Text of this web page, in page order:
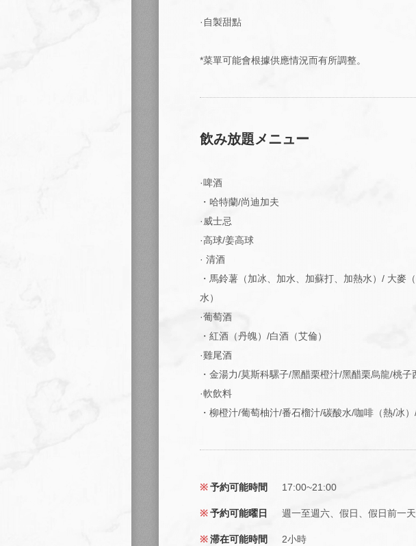
·自製甜點
*菜單可能會根據供應情況而有所調整。
飲み放題メニュー
·啤酒
・哈特蘭/尚迪加夫
·威士忌
·高球/姜高球
· 清酒
・馬鈴薯（加冰、加水、加蘇打、加熱水）/ 大麥
水）
·葡萄酒
・紅酒（丹魄）/白酒（艾倫）
·雞尾酒
・金湯力/莫斯科騾子/黑醋栗橙汁/黑醋栗烏龍/桃子
·軟飲料
・柳橙汁/葡萄柚汁/番石榴汁/碳酸水/咖啡（熱/冰）
予約可能時間 17:00~21:00
予約可能曜日 週一至週六、假日、假日前一天
滞在可能時間 2小時